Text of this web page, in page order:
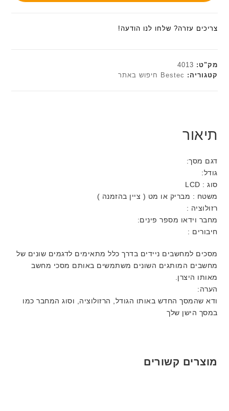
צריכים עזרה? שלחו לנו הודעה!
מק"ט: 4013
קטגוריה: Bestec חיפוש באתר
תיאור
דגם מסך:
גודל:
סוג : LCD
משטח : מבריק או מט ( ציין בהזמנה )
רזולוציה :
מחבר וידאו מספר פינים:
חיבורים :
מסכים למחשבים ניידים בדרך כלל מתאימים לדגמים שונים של
מחשבים המותגים השונים משתמשים באותם מסכי מחשב
מאותו היצרן.
הערה:
ודא שהמסך החדש באותו הגודל, הרזולוציה, וסוג המחבר כמו
במסך הישן שלך
מוצרים קשורים